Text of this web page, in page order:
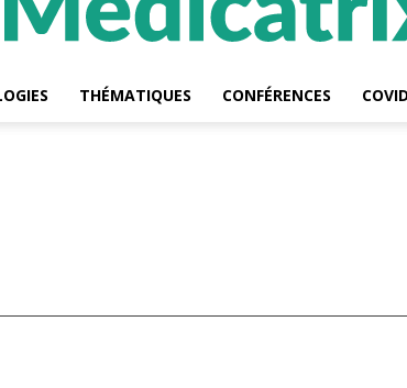
THÉMATIQUES CONFÉRENCES